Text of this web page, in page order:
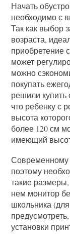
Начать
необходимо с
Так как выбор
возраста,
приобретение
может
можно
покупать
решили купить
что ребенку с
высота
более 120 см
имеющий
Современному
поэтому
такие
нем монитор
школьника
установки